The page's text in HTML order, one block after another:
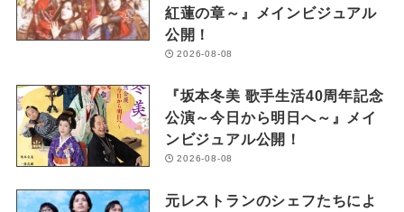
紅蓮の章～』メインビジュアル
公開！
2026-08-08
『坂本冬美 歌手生活40周年記念
公演～今日から明日へ～』メイ
ンビジュアル公開！
2026-08-08
元レストランのシェフたちによ